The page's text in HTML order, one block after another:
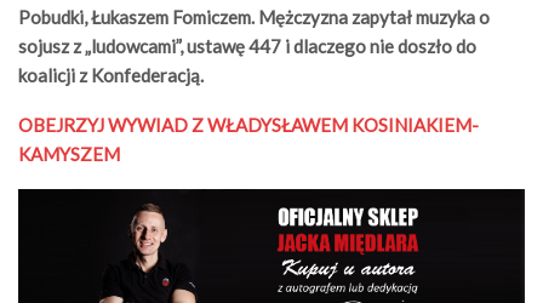
Pobudki, Łukaszem Fomiczem. Mężczyzna zapytał muzyka o
sojusz z „ludowcami”, ustawę 447 i dlaczego nie doszło do
koalicji z Konfederacją.
OBEJRZYJ WYWIAD Z WŁADYSŁAWEM KOSINIAKIEM-
KAMYSZEM